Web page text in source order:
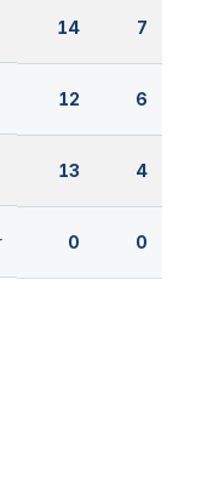
14 7
12 6
13 4
0 0